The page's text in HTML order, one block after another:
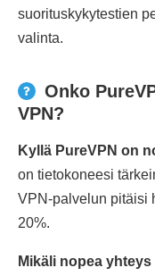
suorituskykytestien
valinta.
Onko
VPN?
Kyllä PureVPN on
on tietokoneesi
VPN-palvelun pitäisi
20%.
Mikäli nopea